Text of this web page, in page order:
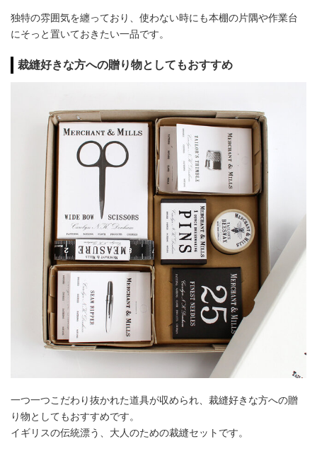
独特の雰囲気を纏っており、使わない時にも本棚の片隅や作業台
にそっと置いておきたい一品です。
裁縫好きな方への贈り物としてもおすすめ
一つ一つこだわり抜かれた道具が収められ、裁縫好きな方への贈
り物としてもおすすめです。
イギリスの伝統漂う、大人のための裁縫セットです。